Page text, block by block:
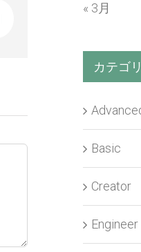
« 3月
カテゴ
Basic
Creator
Engineer